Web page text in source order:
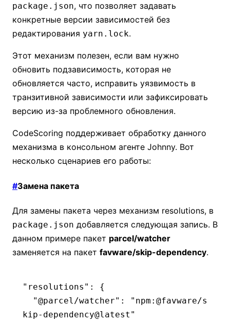
package.json, что позволяет задавать
конкретные версии зависимостей без
редактирования yarn.lock.
Этот механизм полезен, если вам нужно
обновить подзависимость, которая не
обновляется часто, исправить уязвимость в
транзитивной зависимости или зафиксировать
версию из-за проблемного обновления.
CodeScoring поддерживает обработку данного
механизма в консольном агенте Johnny. Вот
несколько сценариев его работы:
#Замена пакета
Для замены пакета через механизм resolutions, в
package.json добавляется следующая запись. В
данном примере пакет parcel/watcher
заменяется на пакет favware/skip-dependency.
"resolutions" : {
  "@parcel/watcher"
:
"npm:@favware/s
kip-dependency@latest"